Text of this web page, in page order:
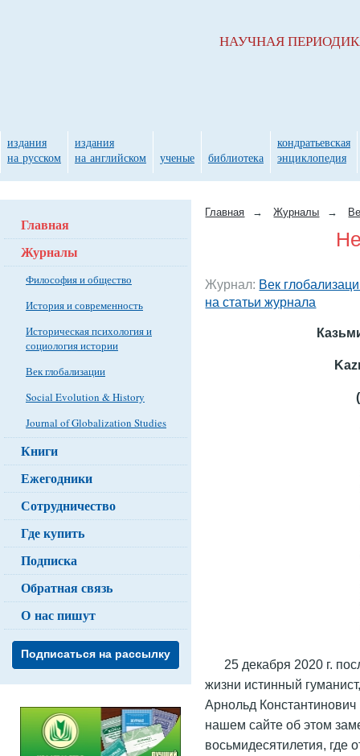
Главная → Журналы →
Журнал: Век
на статьи журнала
25 декабря 2020 г.
жизни истинный
Арнольд
нашем сайте об этом
восьмидесятилетия, где
Главная
Журналы
Философия и общество
История и современность
Историческая психология и
социология истории
Век глобализации
Social Evolution & History
Journal of Globalization Studies
Книги
Ежегодники
Сотрудничество
Где купить
Подписка
Обратная связь
О нас пишут
Подписаться на рассылку
НАУЧНАЯ
издания
на русском
издания
на английском
ученые библиотека
кондратьевская
энциклопедия